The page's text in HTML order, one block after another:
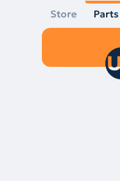
Store Parts